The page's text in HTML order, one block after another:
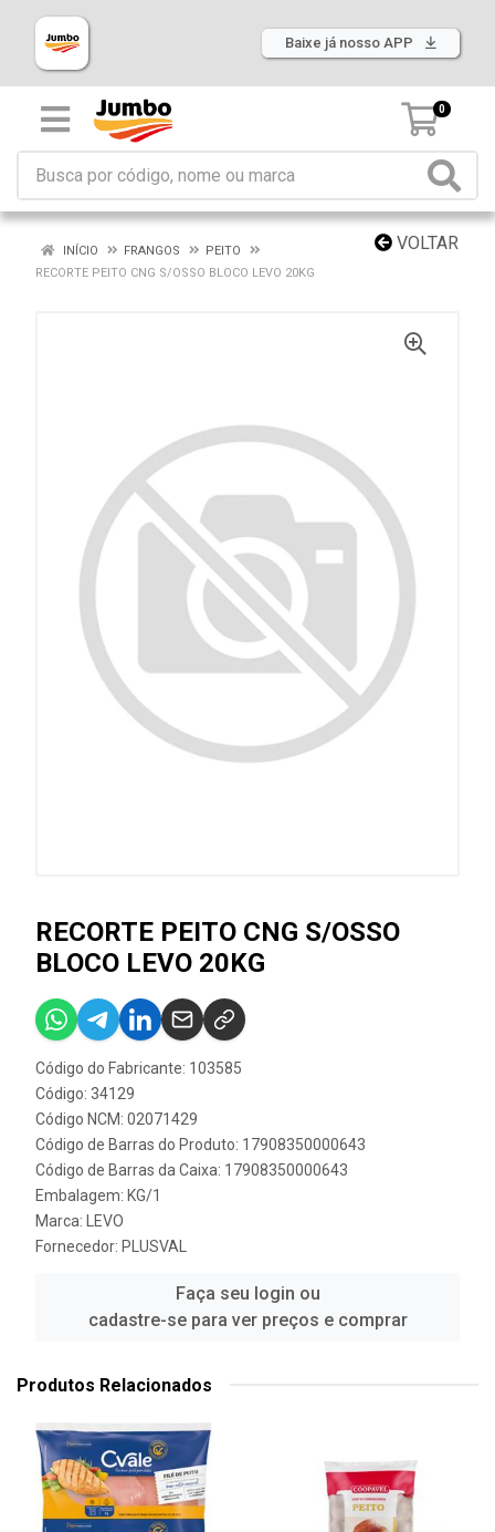
Baixe já nosso APP
0
VOLTAR
INÍCIO FRANGOS
PEITO
RECORTE PEITO CNG S/OSSO BLOCO LEVO 20KG
RECORTE PEITO CNG S/OSSO
BLOCO LEVO 20KG
Código do Fabricante: 103585
Código: 34129
Código NCM: 02071429
Código de Barras do Produto: 17908350000643
Código de Barras da Caixa: 17908350000643
Embalagem: KG/1
Marca:
LEVO
Fornecedor: PLUSVAL
Faça seu login ou
cadastre-se para ver preços e comprar
Produtos Relacionados